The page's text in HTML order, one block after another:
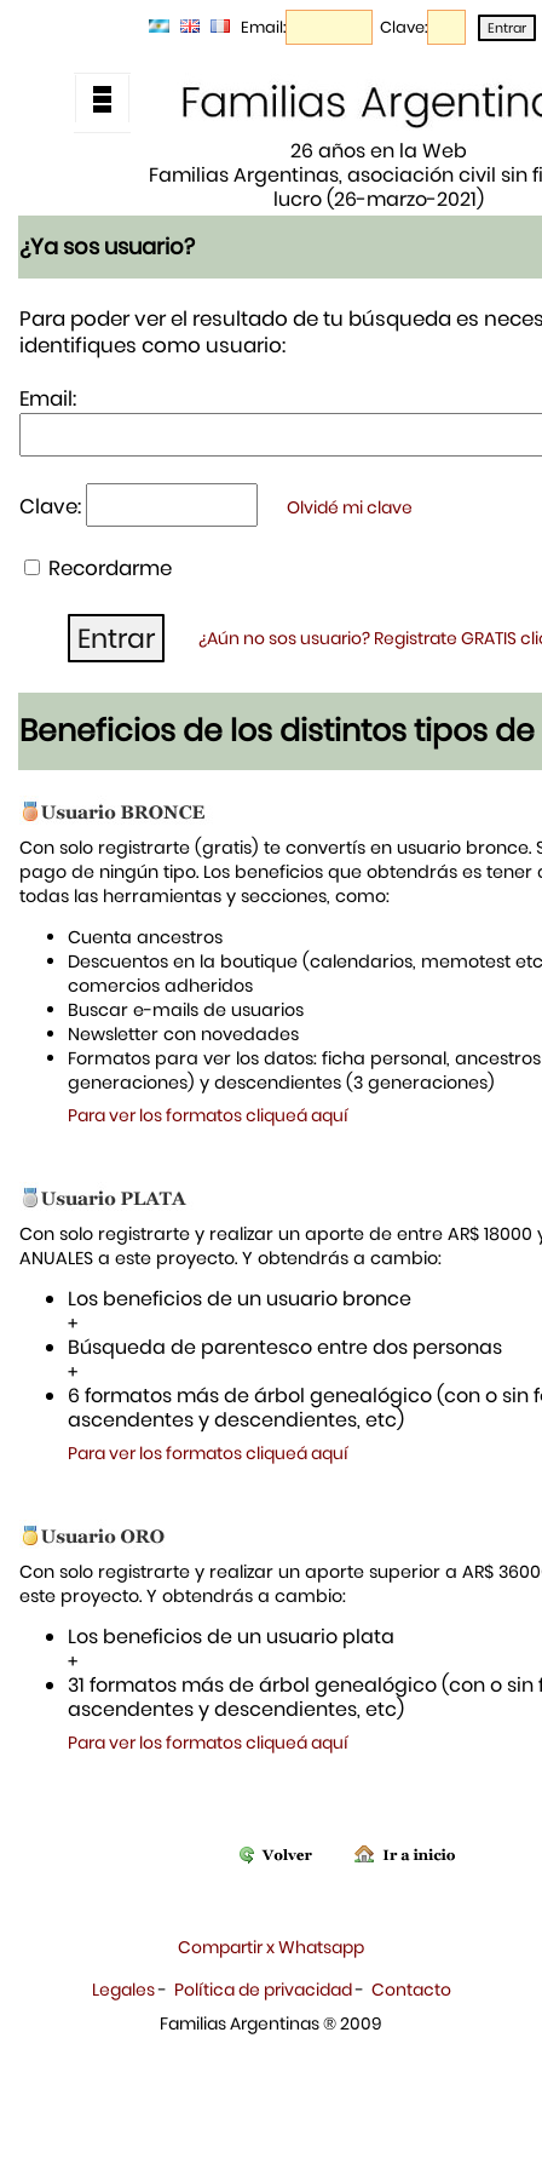
Email: Clave:
26 años en la Web
Familias Argentinas, asociación civil sin
lucro (26-marzo-2021)
¿Ya sos usuario?
Para poder ver el resultado de tu búsqueda es
identifiques como usuario:
Email:
Clave: Olvidé mi clave
Recordarme
¿Aún no sos usuario? Registrate GRATIS
Beneficios de los distintos tipos de
Con solo registrarte (gratis) te convertís en usuario bronce.
pago de ningún tipo. Los beneficios que obtendrás es tener
todas las herramientas y secciones, como:
Cuenta ancestros
Descuentos en la boutique (calendarios, memotest
comercios adheridos
Buscar e-mails de usuarios
Newsletter con novedades
Formatos para ver los datos: ficha personal,
generaciones) y descendientes (3 generaciones)
Para ver los formatos cliqueá aquí
Con solo registrarte y realizar un aporte de entre AR$ 18000
ANUALES a este proyecto. Y obtendrás a cambio:
Los beneficios de un usuario bronce
+
Búsqueda de parentesco entre dos personas
+
6 formatos más de árbol genealógico (con o sin
ascendentes y descendientes, etc)
Para ver los formatos cliqueá aquí
Con solo registrarte y realizar un aporte superior a AR$
este proyecto. Y obtendrás a cambio:
Los beneficios de un usuario plata
+
31 formatos más de árbol genealógico (con o sin
ascendentes y descendientes, etc)
Para ver los formatos cliqueá aquí
Compartir x Whatsapp
Legales- Política de privacidad- Contacto
Familias Argentinas ® 2009